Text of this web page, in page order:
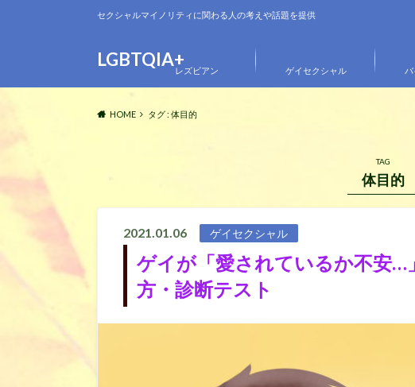
LGBTQIA+
セクシャルマイノリティに関わる人の考えや話題を提供
レズビアン ゲイセクシャル
HOME タグ : 体目的
TAG
体目的
2021.01.06 ゲイセクシャル
ゲイが「愛されているか不安…
方・診断テスト